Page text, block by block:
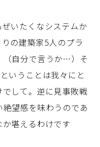
いたくなシステムか
の建築家5人のプラ
（自分で言うか…）そ
いうことは我々にと
して。逆に見事敗戦
望感を味わうのであ
堪えるわけです